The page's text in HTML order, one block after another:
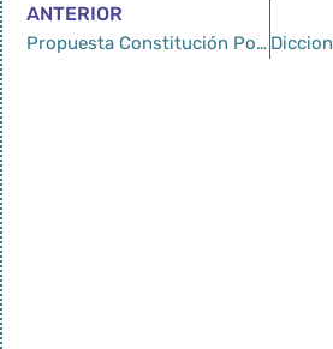
ANTERIOR
Propuesta Constitución Política 2022 Chile